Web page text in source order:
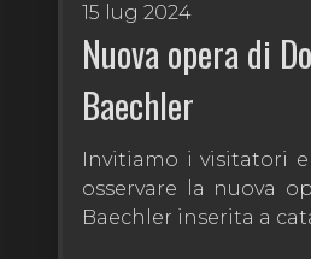
15 lug 2024
Nuova opera di
Baechler
Invitiamo i visitatori
osservare la nuova
Baechler inserita a